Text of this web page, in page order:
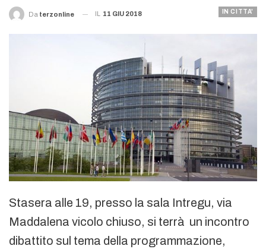
IN CITTA'
Da Terzonline IL 11 GIU 2018
Stasera alle 19, presso la sala Intregu, via
Maddalena vicolo chiuso, si terrà un incontro
dibattito sul tema della programmazione,